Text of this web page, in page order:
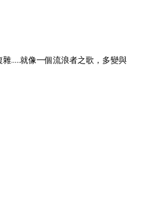
.....就像一個流浪者之歌，多變與